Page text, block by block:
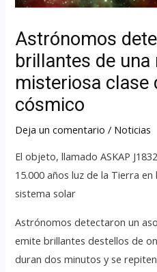
Astrónomos
brillantes de una
misteriosa clase
cósmico
Deja un comentario / Noticias
El objeto, llamado ASKAP
15.000 años luz de la Tierra
sistema solar
Astrónomos detectaron un
emite brillantes destellos de
duran dos minutos y se